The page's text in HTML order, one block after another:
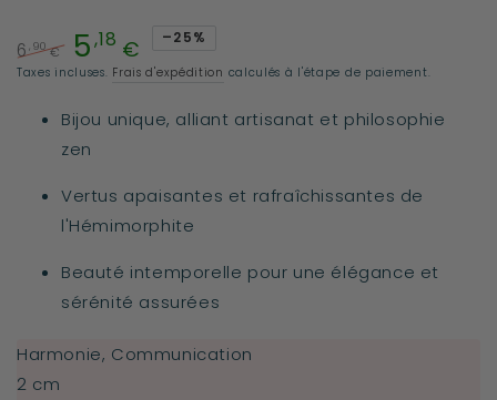
Prix
6,90 €
Prix
vente
5,18 € –25%
Taxes incluses. Frais d'expédition calculés à l'étape de paiement.
Bijou unique, alliant artisanat et philosophie
zen
Vertus apaisantes et rafraîchissantes de
l'Hémimorphite
Beauté intemporelle pour une élégance et
sérénité assurées
Harmonie, Communication
2 cm